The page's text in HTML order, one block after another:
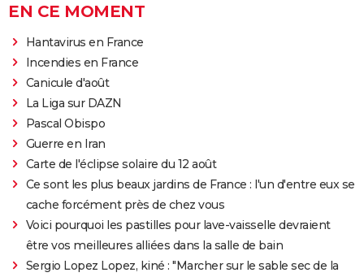
EN CE MOMENT
Hantavirus en France
Incendies en France
Canicule d'août
La Liga sur DAZN
Pascal Obispo
Guerre en Iran
Carte de l'éclipse solaire du 12 août
Ce sont les plus beaux jardins de France : l'un d'entre eux se
cache forcément près de chez vous
Voici pourquoi les pastilles pour lave-vaisselle devraient
être vos meilleures alliées dans la salle de bain
Sergio Lopez Lopez, kiné : "Marcher sur le sable sec de la